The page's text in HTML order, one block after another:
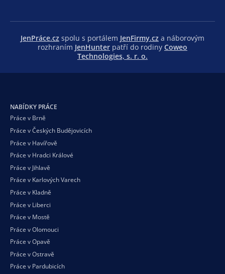
JenPráce.cz spolu s portálem JenFirmy.cz a náborovým
rozhraním JenHunter patří do rodiny Coweo
Technologies, s. r. o.
NABÍDKY PRÁCE
Práce v Brně
Práce v Českých Budějovicích
Práce v Havířově
Práce v Hradci Králové
Práce v Jihlavě
Práce v Karlových Varech
Práce v Kladně
Práce v Liberci
Práce v Mostě
Práce v Olomouci
Práce v Opavě
Práce v Ostravě
Práce v Pardubicích